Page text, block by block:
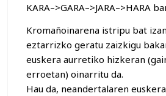
KARA–>GARA–>JARA–>HARA
Kromañoinarena istripu bat
eztarrizko geratu zaizkigu
euskera aurretiko hizkeran
erroetan) oinarritu da.
Hau da, neandertalaren